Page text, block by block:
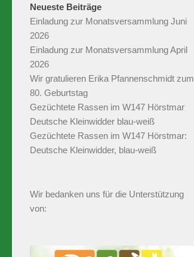
Neueste Beiträge
Einladung zur Monatsversammlung Juni
2026
Einladung zur Monatsversammlung April
2026
Wir gratulieren Erika Pfannenschmidt zum
80. Geburtstag
Gezüchtete Rassen im W147 Hörstmar
Deutsche Kleinwidder blau-weiß
Gezüchtete Rassen im W147 Hörstmar:
Deutsche Kleinwidder, blau-weiß
Wir bedanken uns für die Unterstützung
von: